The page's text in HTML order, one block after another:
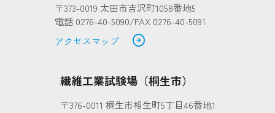
〒373-0019 太田市吉沢町1058番地5
電話 0276-40-5090/FAX 0276-40-5091
アクセスマップ
arrow_circle_right
繊維工業試験場（桐生市）
〒376-0011 桐生市相生町5丁目46番地1